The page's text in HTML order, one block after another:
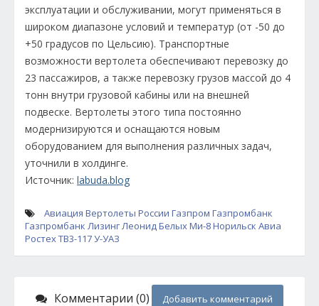
эксплуатации и обслуживании, могут применяться в
широком диапазоне условий и температур (от -50 до
+50 градусов по Цельсию). Транспортные
возможности вертолета обеспечивают перевозку до
23 пассажиров, а также перевозку грузов массой до 4
тонн внутри грузовой кабины или на внешней
подвеске. Вертолеты этого типа постоянно
модернизируются и оснащаются новым
оборудованием для выполнения различных задач,
уточнили в холдинге.
Источник: labuda.blog
Авиация Вертолеты России Газпром Газпромбанк
Газпромбанк ЛизингЛеонид БелыхМи-8Норильск Авиа
РостехТВ3-117У-УАЗ
Комментарии (0) Добавить комментарий